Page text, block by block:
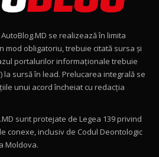
AMG E 53 HYBRID 4MATIC+ / Test
ES90 / Test Drive AutoBlog.MD
HS / Test Drive AutoBlog.MD
se realizează în limita
mod obligatoriu, trebuie citată sursa și
portalurilor informaționale trebuie
la sursă în lead. Prelucarea integrală se
unui acord încheiat cu redacţia
sunt protejate de Legea 139 privind
conexe, inclusiv de Codul Deontologic
Moldova.